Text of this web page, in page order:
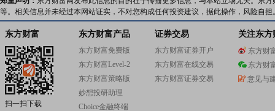
等。相关信息并未经过本网站证实，不对您构成任何投资建议，据此操作，风险自担